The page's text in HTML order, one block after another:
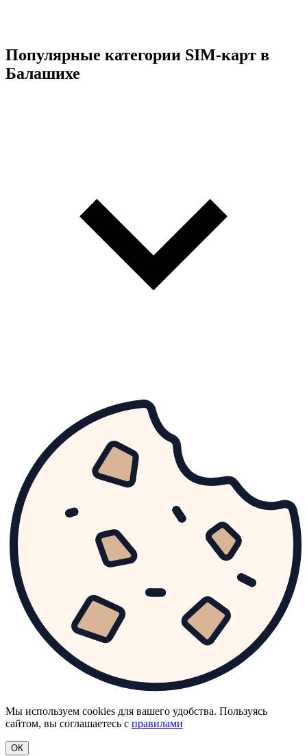
Популярные категории SIM-карт в
Балашихе
Мы используем cookies для вашего удобства. Пользуясь
сайтом, вы соглашаетесь с правилами
ОК